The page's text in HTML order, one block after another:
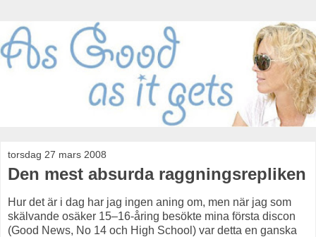
torsdag 27 mars 2008
Den mest absurda raggningsrepliken
Hur det är i dag har jag ingen aning om, men när jag som
skälvande osäker 15–16-åring besökte mina första discon
(Good News, No 14 och High School) var detta en ganska